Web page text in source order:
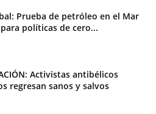
Prueba de petróleo en el Mar
políticas de cero...
Activistas antibélicos
regresan sanos y salvos